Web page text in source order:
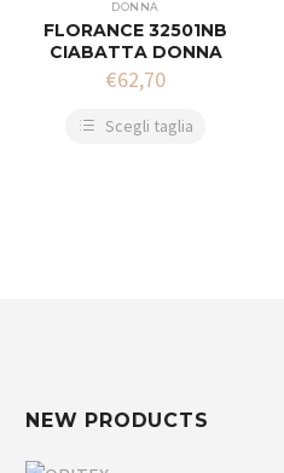
DONNA
FLORANCE 32501NB
CIABATTA DONNA
€62,70
Scegli taglia
NEW PRODUCTS